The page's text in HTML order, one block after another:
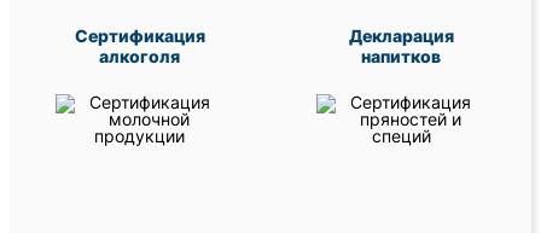
Сертификация
алкоголя
Декларация
напитков